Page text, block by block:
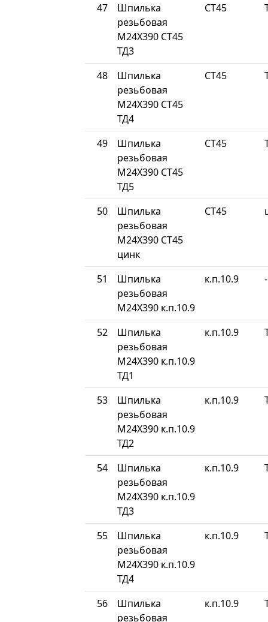
47
Шпилька
резьбовая
М24Х390 СТ45
ТД3
СТ45
48
Шпилька
резьбовая
М24Х390 СТ45
ТД4
СТ45
49
Шпилька
резьбовая
М24Х390 СТ45
ТД5
СТ45
50
Шпилька
резьбовая
М24Х390 СТ45
цинк
СТ45
51
Шпилька
резьбовая
М24Х390 к.п.10.9
к.п.10.9 -
52
Шпилька
резьбовая
М24Х390 к.п.10.9
ТД1
к.п.10.9
53
Шпилька
резьбовая
М24Х390 к.п.10.9
ТД2
к.п.10.9
54
Шпилька
резьбовая
М24Х390 к.п.10.9
ТД3
к.п.10.9
55
Шпилька
резьбовая
М24Х390 к.п.10.9
ТД4
к.п.10.9
56
Шпилька
резьбовая
к.п.10.9